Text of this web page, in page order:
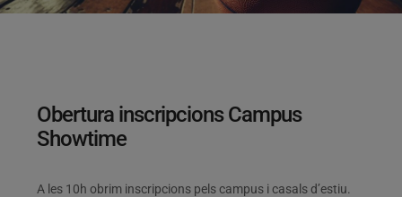
Obertura inscripcions Campus
Showtime
A les 10h obrim inscripcions pels campus i casals d’estiu.